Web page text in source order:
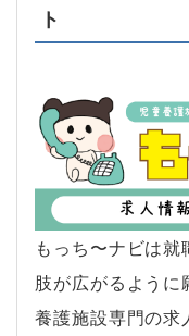
ト
もっち〜ナビは
肢が広がるよう
養護施設専門の求